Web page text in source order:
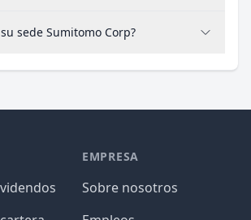
sede Sumitomo Corp?
EMPRESA
Sobre nosotros